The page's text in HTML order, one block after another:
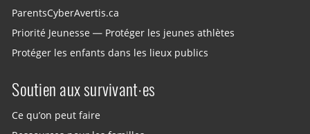
ParentsCyberAvertis.ca
Priorité Jeunesse — Protéger les jeunes athlètes
Protéger les enfants dans les lieux publics
Soutien aux survivant·es
Ce qu’on peut faire